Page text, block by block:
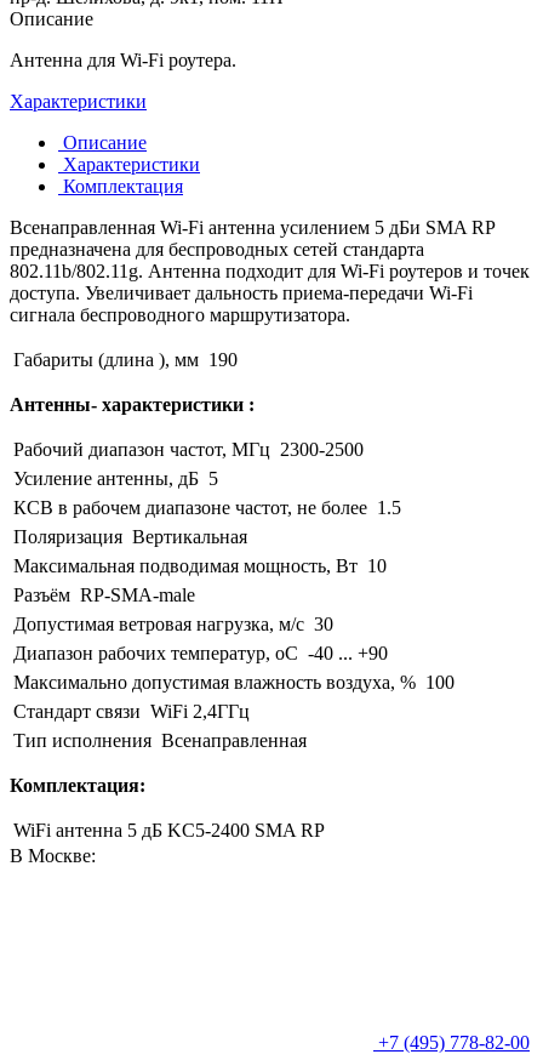
Описание
Антенна для Wi-Fi роутера.
Характеристики
Описание
Характеристики
Комплектация
Всенаправленная Wi-Fi антенна усилением 5 дБи SMA RP
предназначена для беспроводных сетей стандарта
802.11b/802.11g. Антенна подходит для Wi-Fi роутеров и точек
доступа. Увеличивает дальность приема-передачи Wi-Fi
сигнала беспроводного маршрутизатора.
Габариты (длина ), мм 190
Антенны- характеристики :
Рабочий диапазон частот, МГц 2300-2500
Усиление антенны, дБ 5
КСВ в рабочем диапазоне частот, не более 1.5
Поляризация Вертикальная
Максимальная подводимая мощность, Вт 10
Разъём RP-SMA-male
Допустимая ветровая нагрузка, м/с 30
Диапазон рабочих температур, оС -40 ... +90
Максимально допустимая влажность воздуха, % 100
Стандарт связи WiFi 2,4ГГц
Тип исполнения Всенаправленная
Комплектация:
WiFi антенна 5 дБ KC5-2400 SMA RP
В Москве:
+7 (495) 778-82-00